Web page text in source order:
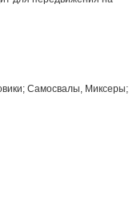
Самосвалы, Миксеры;